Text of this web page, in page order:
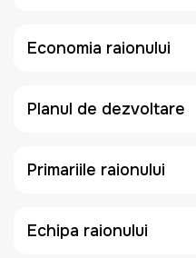
Economia raionului
Planul de dezvoltare
Primariile raionului
Echipa raionului